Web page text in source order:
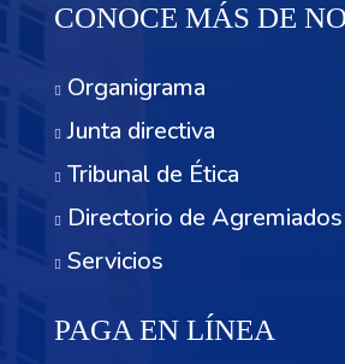
CONOCE MÁS DE
Organigrama
Junta directiva
Tribunal de Ética
Directorio de Agremiados
Servicios
PAGA EN LÍNEA